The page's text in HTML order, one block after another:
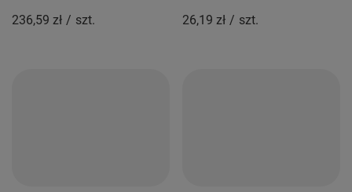
236,59 zł / szt.
26,19 zł / szt.